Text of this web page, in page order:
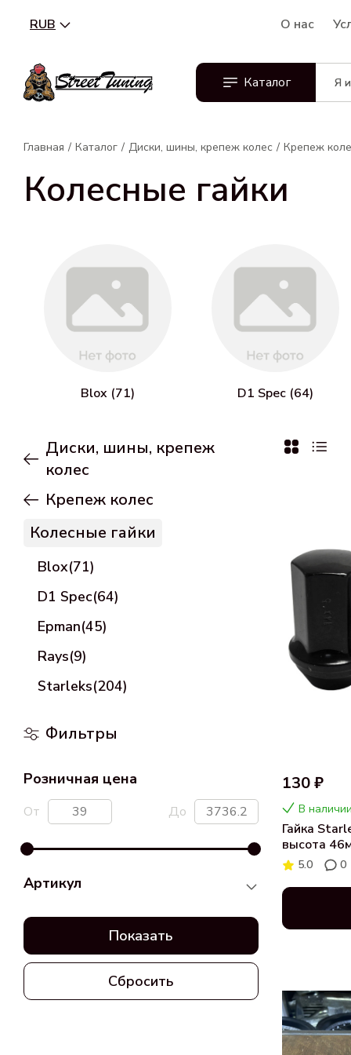
RUB О нас
Каталог
Главная Каталог Диски, шины, крепеж колес Крепеж
Колесные гайки
Blox (71) D1 Spec (64)
Диски, шины, крепеж
колес
Крепеж колес
Колесные гайки
Blox(71)
D1 Spec(64)
Epman(45)
Rays(9)
Starleks(204)
Фильтры
Розничная цена
От До
Артикул
Показать
Сбросить
130 ₽
В
Гайка
высота
черная
5.0 0